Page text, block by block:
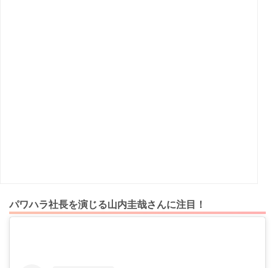
パワハラ社長を演じる山内圭哉さんに注目！